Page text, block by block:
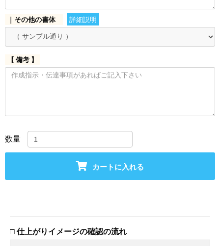
｜その他の書体 詳細説明
【 備考 】
数量
カートに入れる
□ 仕上がりイメージの確認の流れ